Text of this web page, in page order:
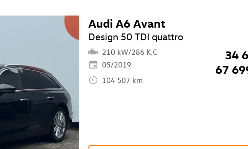
Audi A6 Avant
Design 50 TDI quattro
210 kW/286 K.C
05/2019
104 507 km
34
67